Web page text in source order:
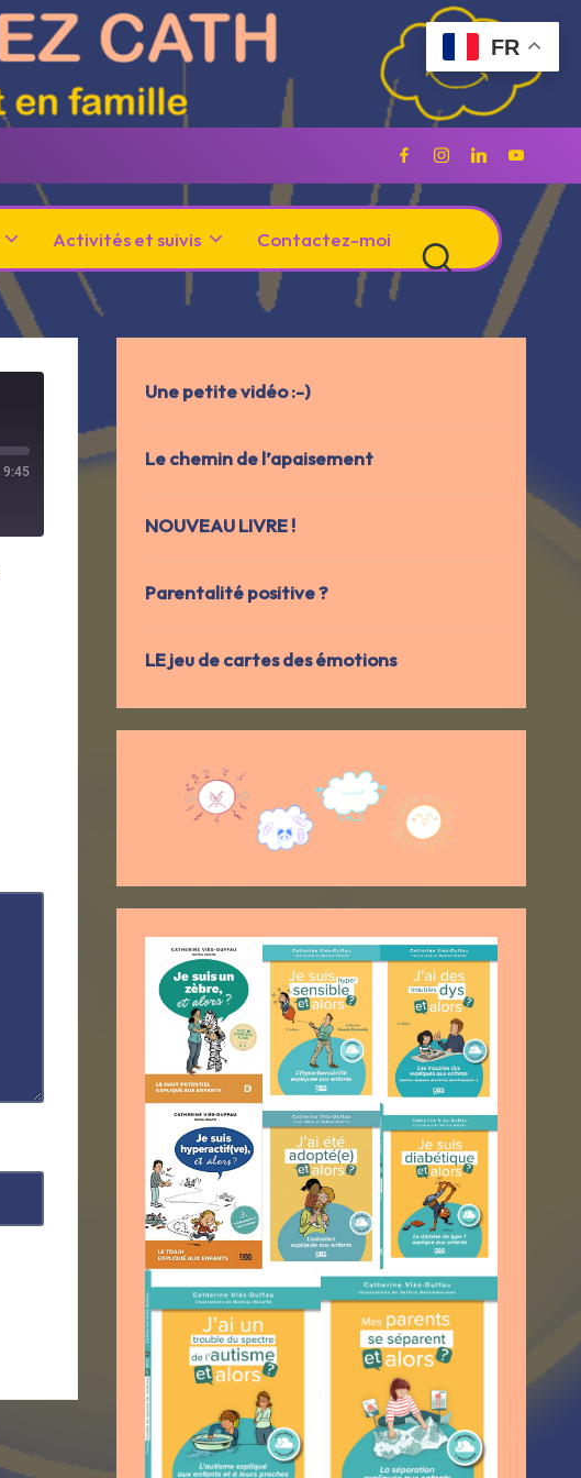
FacebookInstagram
Linkedin
Activités et suivis Contactez-moi
9:45
Une petite vidéo :-)
Le chemin de l’apaisement
NOUVEAU LIVRE !
Parentalité positive ?
LE jeu de cartes des émotions
FR